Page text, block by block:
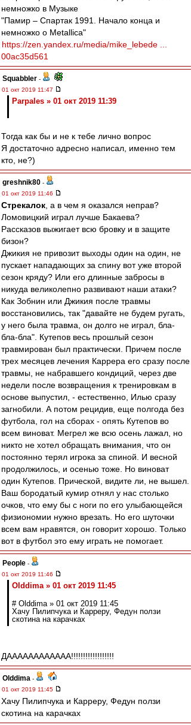
немножко в Музыке
"Памир – Спартак 1991. Начало конца и
немножко о Metallica"
https://zen.yandex.ru/media/mike_lebede ...
00ac35d561
Squabbler -
01 окт 2019 11:47
Parpales » 01 окт 2019 11:39
Тогда как бы и не к тебе лично вопрос
Я достаточно адресно написал, именно тем
кто, не?)
greshnik80 -
01 окт 2019 11:46
Стрекалок , а в чем я оказался неправ?
Ломовицкий играл лучше Бакаева?
Рассказов выжигает всю бровку и в защите
бизон?
Джикия не привозит выходы один на один, не
пускает нападающих за спину вот уже второй
сезон кряду? Или его длинные забросы в
никуда великолепно развивают наши атаки?
Как Зобнин или Джикия после травмы
восстановились, так "давайте не будем ругать,
у него была травма, он долго не играл, бла-
бла-бла". Кутепов весь прошлый сезон
травмирован был практически. Причем после
трех месяцев лечения Каррера его сразу после
травмы, не набравшего кондиций, через две
недели после возвращения к тренировкам в
основе выпустил, - естественно, Илью сразу
загнобили. А потом рецидив, еще полгода без
футбола, гол на сборах - опять Кутепов во
всем виноват. Мегрел же всю осень лажал, но
никто не хотел обращать внимания, что он
постоянно терял игрока за спиной. И весной
продолжилось, и осенью тоже. Но виноват
один Кутепов. Прической, видите ли, не вышел.
Ваш бородатый кумир отнял у нас столько
очков, что ему бы с ноги по его улыбающейся
физиономии нужно врезать. Но его шуточки
всем вам нравятся, он говорит хорошо. Только
вот в футбол это ему играть не помогает.
People -
01 окт 2019 11:46
Olddima » 01 окт 2019 11:45
# Olddima » 01 окт 2019 11:45
Хачу Пилипчука и Карреру, Федун ползи
скотина на карачках
ДАААААААААААА!!!!!!!!!!!!!!!!!!
Olddima -
01 окт 2019 11:45
Хачу Пилипчука и Карреру, Федун ползи
скотина на карачках